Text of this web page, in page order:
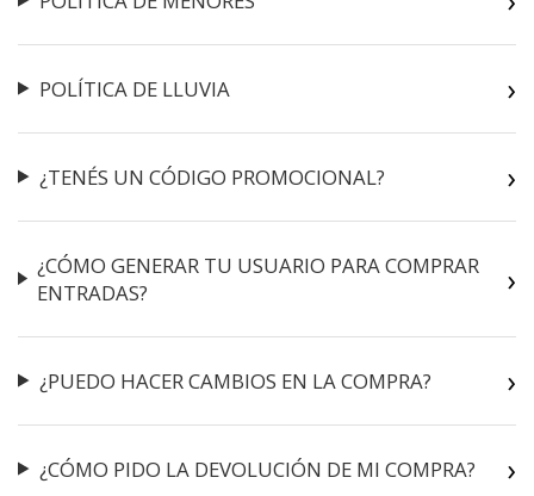
POLÍTICA DE LLUVIA
¿TENÉS UN CÓDIGO PROMOCIONAL?
¿CÓMO GENERAR TU USUARIO PARA COMPRAR
ENTRADAS?
¿PUEDO HACER CAMBIOS EN LA COMPRA?
¿CÓMO PIDO LA DEVOLUCIÓN DE MI COMPRA?